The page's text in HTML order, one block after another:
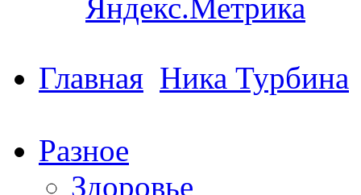
Главная Ника Турбина
Разное
Здоровье